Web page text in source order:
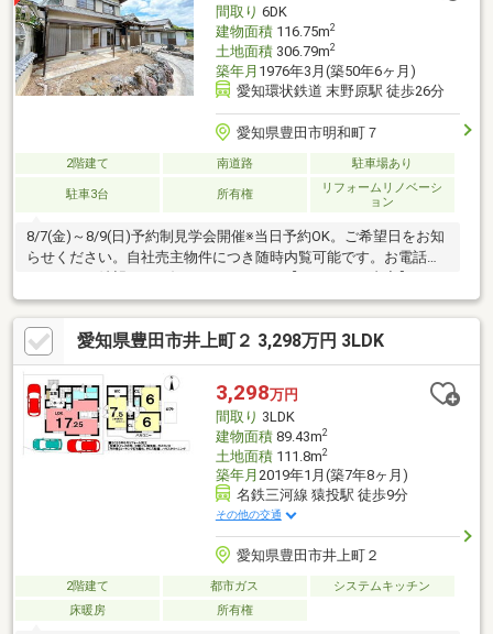
間取り 6DK
建物面積116.75m2
土地面積306.79m2
築年月 1976年3月(築50年6ヶ月)
愛知環状鉄道 末野原駅 徒歩26分
愛知県豊田市明和町７
2階建て 南道路 駐車場あり
駐車3台 所有権
リフォームリノベーシ
ョン
8/7(金)～8/9(日)予約制見学会開催※当日予約OK。ご希望日をお知
らせください。自社売主物件につき随時内覧可能です。お電話か
メールでご希望日をお知らせください。【リフォーム内容】シロ
アリ工防除工事、クリーニング外壁塗装システムキッチン交換、
ユニットバス交換、トイレ交換、洗面化粧台交換間取変更、玄関
扉交換、床材上張り、シューズボックス交換、クロス張替え、玄
関ドア交換インターホン設置、火災警報器設置、照明器具交換
【おすすめポイント】・雨漏り、構造上主要な部分の欠陥や・腐
食、給排水管の故障や漏水についてお引渡しより２年間保証。・
シロアリ防除工事
愛知県豊田市井上町２ 3,298万円 3LDK
3,298万円
間取り 3LDK
建物面積89.43m2
土地面積111.8m2
築年月 2019年1月(築7年8ヶ月)
名鉄三河線 猿投駅 徒歩9分
その他の交通
愛知県豊田市井上町２
2階建て 都市ガス
システムキッチン
床暖房
所有権